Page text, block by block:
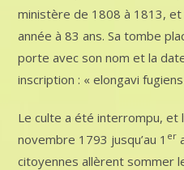
ministère de 1808 à 1813,
année à 83 ans. Sa tombe
porte avec son nom et la
inscription : « elongavi
Le culte a été interrompu, et
novembre 1793 jusqu’au 1 er
citoyennes allèrent sommer